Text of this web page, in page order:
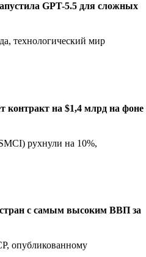
GPT-5.5 для сложных
технологический мир
контракт на $1,4 млрд на фоне
рухнули на 10%,
с самым высоким ВВП за
опубликованному